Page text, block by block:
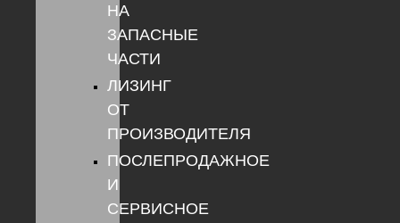
НА
ЗАПАСНЫЕ
ЧАСТИ
ЛИЗИНГ
ОТ
ПРОИЗВОДИТЕЛЯ
ПОСЛЕПРОДАЖНОЕ
И
СЕРВИСНОЕ